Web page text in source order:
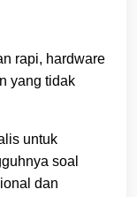
rapi, hardware
yang tidak
untuk
soal
dan